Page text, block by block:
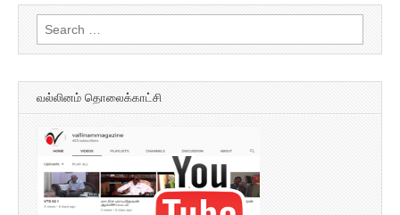
Search
for:
வல்லினம் தொலைக்காட்சி